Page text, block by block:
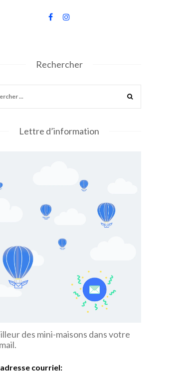
Rechercher
Lettre d’information
des mini-maisons dans votre
courriel: